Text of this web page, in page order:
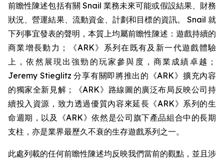
前瞻性陳述包括有關 Snail 業務未來可能或假設結果、財務
狀況、營運結果、流動資金、計劃和目標的資訊。 Snail 就
下列事宜發表的聲明，本質上均屬前瞻性陳述：遊戲持續的
商業增長動力；《ARK》系列在既有及新一代遊戲體驗
上，依然展現出強勁的玩家參與度，商業成績卓越；
Jeremy Stieglitz 分享有關即將推出的《ARK》擴充內容
的獨家全新見解；《ARK》路線圖的廣泛布局反映公司持
續投入資源，致力透過優質內容來延長《ARK》系列的生
命週期，以及《ARK》依然是公司旗下產品組合中的長期
支柱，亦是業界最歷久不衰的生存遊戲系列之一。
此處列載的任何前瞻性陳述均反映我們當前的觀點，並且涉